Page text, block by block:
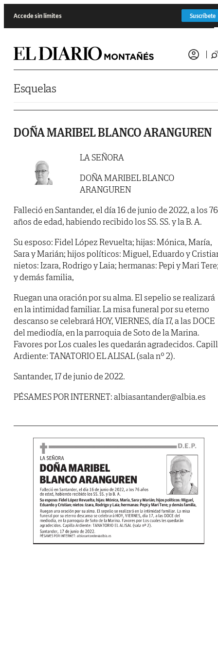
Accede sin límites Suscríbete
Esquelas
DOÑA MARIBEL BLANCO ARANGUREN
LA SEÑORA
DOÑA MARIBEL BLANCO
ARANGUREN
Falleció en Santander, el día 16 de junio de 2022, a los 76
años de edad, habiendo recibido los SS. SS. y la B. A.
Su esposo: Fidel López Revuelta; hijas: Mónica, María,
Sara y Marián; hijos políticos: Miguel, Eduardo y
nietos: Izara, Rodrigo y Laia; hermanas: Pepi y Mari
y demás familia,
Ruegan una oración por su alma. El sepelio se realizará
en la intimidad familiar. La misa funeral por su eterno
descanso se celebrará HOY, VIERNES, día 17, a las DOCE
del mediodía, en la parroquia de Soto de la Marina.
Favores por Los cuales les quedarán agradecidos.
Ardiente: TANATORIO EL ALISAL (sala nº 2).
Santander, 17 de junio de 2022.
PÉSAMES POR INTERNET: albiasantander@albia.es